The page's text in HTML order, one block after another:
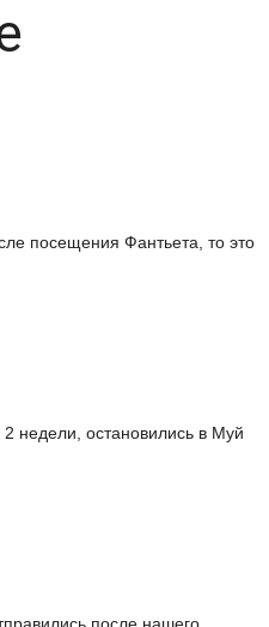
посещения Фантьета, то это
недели, остановились в Муй